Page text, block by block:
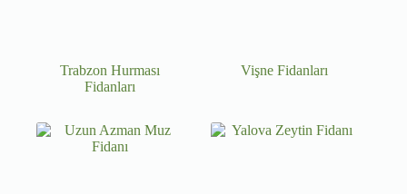
Trabzon Hurması
Fidanları
Vişne Fidanları